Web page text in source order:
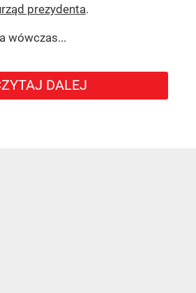
prezydenta.
wówczas...
DALEJ